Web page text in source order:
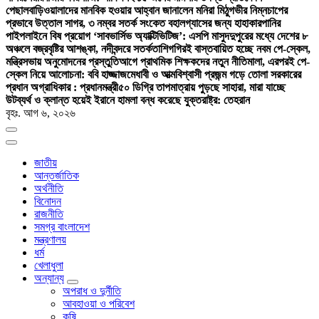
পেছালবাড়িওয়ালাদের মানবিক হওয়ার আহ্বান জানালেন মনিরা মিঠুগভীর নিম্নচাপের
প্রভাবে উত্তাল সাগর, ৩ নম্বর সতর্ক সংকেত বহালগ্যাসের জন্য হাহাকারপানির
পাইপলাইনে বিষ প্রয়োগ ‘সাবভার্সিভ অ্যাক্টিভিটিজ’: এসপি মাসুদদুপুরের মধ্যে দেশের ৮
অঞ্চলে বজ্রবৃষ্টির আশঙ্কা, নদীবন্দরে সতর্কতাশিগগিরই বাস্তবায়িত হচ্ছে নবম পে-স্কেল,
মন্ত্রিসভায় অনুমোদনের প্রস্তুতিআগে প্রাথমিক শিক্ষকদের নতুন নীতিমালা, এরপরই পে-
স্কেল নিয়ে আলোচনা: ববি হাজ্জাজমেধাবী ও আত্মবিশ্বাসী প্রজন্ম গড়ে তোলা সরকারের
প্রধান অগ্রাধিকার : প্রধানমন্ত্রী৫০ ডিগ্রি তাপমাত্রায় পুড়ছে সাহারা, মারা যাচ্ছে
উটব্যর্থ ও ক্লান্ত হয়েই ইরানে হামলা বন্ধ করেছে যুক্তরাষ্ট্র: তেহরান
বৃহঃ. আগ ৬, ২০২৬
জাতীয়
আন্তর্জাতিক
অর্থনীতি
বিনোদন
রাজনীতি
সমগ্র বাংলাদেশ
মন্ত্রণালয়
ধর্ম
খেলাধুলা
অন্যান্য
অপরাধ ও দুর্নীতি
আবহাওয়া ও পরিবেশ